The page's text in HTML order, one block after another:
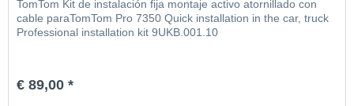
TomTom Kit de instalación fija montaje activo atornillado con
cable paraTomTom Pro 7350 Quick installation in the car, truck
Professional installation kit 9UKB.001.10
€ 89,00 *